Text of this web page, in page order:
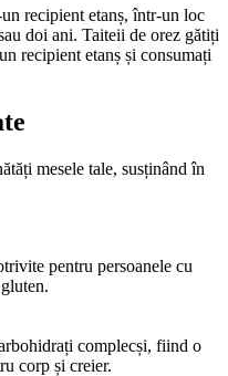
recipient etanș, într-un loc
doi ani. Taiteii de orez gătiți
recipient etanș și consumați
mesele tale, susținând în
pentru persoanele cu
complecși, fiind o
corp și creier.